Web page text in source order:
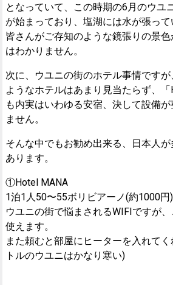
となっていて、この時期の6月のウユ
が始まっており、塩湖には水が張って
皆さんがご存知のような鏡張りの景
はわかりません。
次に、ウユニの街のホテル事情です
ようなホテルはあまり見当たらず、
も内実はいわゆる安宿、決して設備
ません。
そんな中でもお勧め出来る、日本人
あります。
①Hotel MANA
1泊1人50〜55ボリビアーノ(約1000
ウユニの街で悩まされるWIFIですが
使えます。
また頼むと部屋にヒーターを入れて
トルのウユニはかなり寒い)